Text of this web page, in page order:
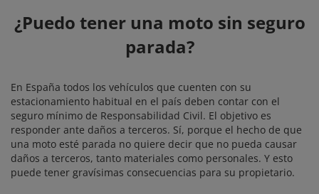
¿Puedo tener una moto sin seguro
parada?
En España todos los vehículos que cuenten con su
estacionamiento habitual en el país deben contar con el
seguro mínimo de Responsabilidad Civil. El objetivo es
responder ante daños a terceros. Sí, porque el hecho de que
una moto esté parada no quiere decir que no pueda causar
daños a terceros, tanto materiales como personales. Y esto
puede tener gravísimas consecuencias para su propietario.